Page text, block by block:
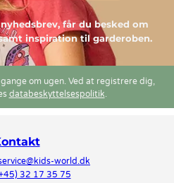
får du besked om
inspiration til garderoben.
om ugen. Ved at registrere dig,
databeskyttelsespolitik.
world.dk
32 17 35 75